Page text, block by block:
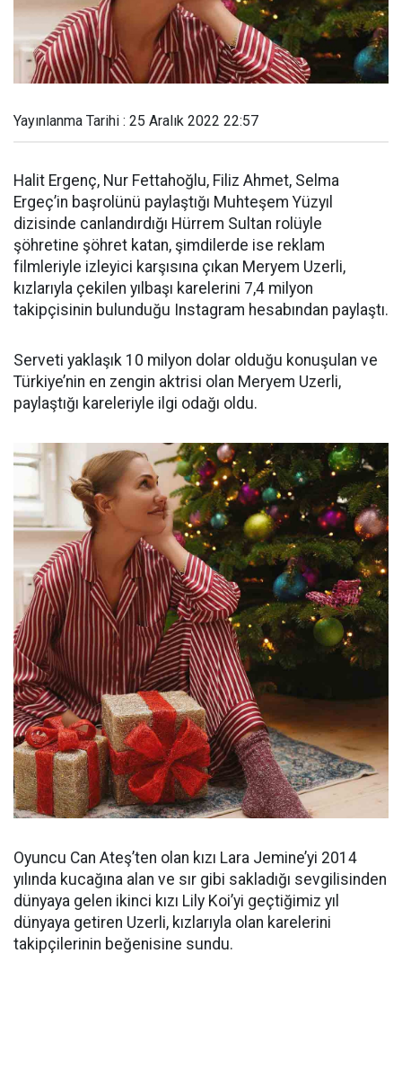
Yayınlanma Tarihi : 25 Aralık 2022 22:57
Halit Ergenç, Nur Fettahoğlu, Filiz Ahmet, Selma
Ergeç’in başrolünü paylaştığı Muhteşem Yüzyıl
dizisinde canlandırdığı Hürrem Sultan rolüyle
şöhretine şöhret katan, şimdilerde ise reklam
filmleriyle izleyici karşısına çıkan Meryem Uzerli,
kızlarıyla çekilen yılbaşı karelerini 7,4 milyon
takipçisinin bulunduğu Instagram hesabından paylaştı.
Serveti yaklaşık 10 milyon dolar olduğu konuşulan ve
Türkiye’nin en zengin aktrisi olan Meryem Uzerli,
paylaştığı kareleriyle ilgi odağı oldu.
Oyuncu Can Ateş’ten olan kızı Lara Jemine’yi 2014
yılında kucağına alan ve sır gibi sakladığı sevgilisinden
dünyaya gelen ikinci kızı Lily Koi’yi geçtiğimiz yıl
dünyaya getiren Uzerli, kızlarıyla olan karelerini
takipçilerinin beğenisine sundu.